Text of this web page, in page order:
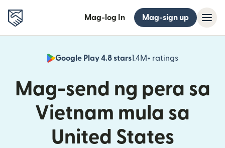
Mag-log In Mag-sign up
Google Play 4.8 stars1.4M+ ratings
(bubukas
Mag-send ng pera sa
Vietnam mula sa
United States